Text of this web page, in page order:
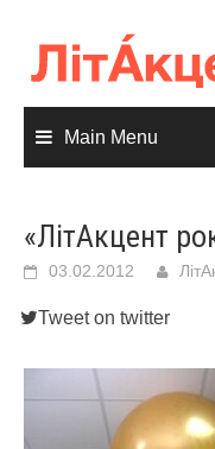
content
Main Menu
«ЛітАкцент
03.02.2012
Tweet on twitter